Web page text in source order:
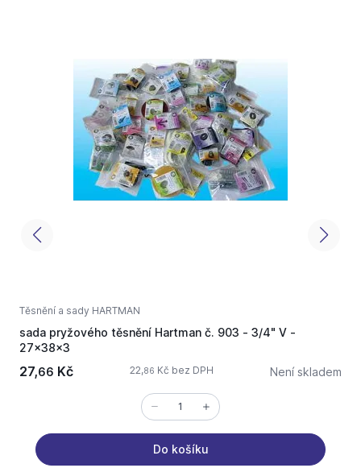
Těsnění a sady HARTMAN
sada pryžového těsnění Hartman č. 903 - 3/4" V -
27x38x3
27,66 Kč 22,86 Kč bez DPH Není skladem
Do košíku